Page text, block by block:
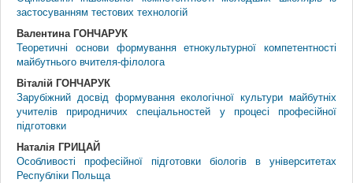
застосуванням тестових технологій
Валентина ГОНЧАРУК
Теоретичні основи формування етнокультурної компетентності
майбутнього вчителя-філолога
Віталій ГОНЧАРУК
Зарубіжний досвід формування екологічної культури майбутніх
учителів природничих спеціальностей у процесі професійної
підготовки
Наталія ГРИЦАЙ
Особливості професійної підготовки біологів в університетах
Республіки Польща